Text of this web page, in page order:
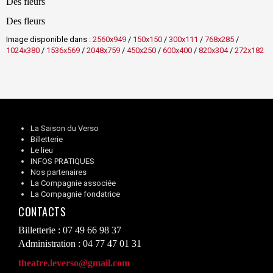
Des fleurs
Image disponible dans : 2560x949 / 150x150 / 300x111 / 768x285 /
1024x380 / 1536x569 / 2048x759 / 450x250 / 600x400 / 820x304/ 272x182
La Saison du Verso
Billetterie
Le lieu
INFOS PRATIQUES
Nos partenaires
La Compagnie associée
La Compagnie fondatrice
CONTACTS
Billetterie : 07 49 66 98 37
Administration : 04 77 47 01 31
theatre.leverso@gmail.com